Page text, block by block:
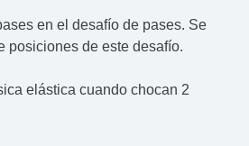
en el desafío de pases. Se
posiciones de este desafío.
elástica cuando chocan 2